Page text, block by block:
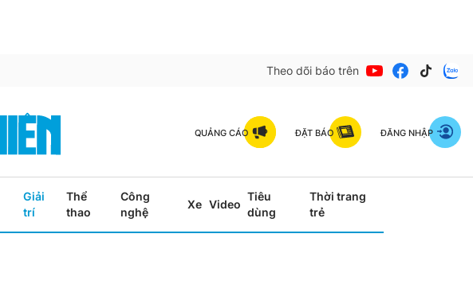
Theo dõi báo trên
QUẢNG CÁO ĐẶT BÁO ĐĂNG NHẬP
Giải
trí
Thể
thao
Công
nghệ
Xe Video
Tiêu
dùng
Thời trang
trẻ